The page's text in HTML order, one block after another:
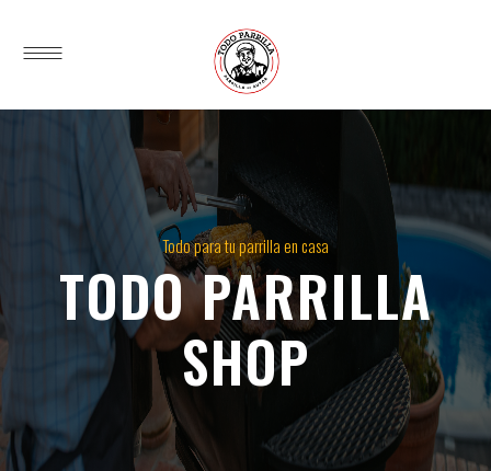
Todo para tu parrilla en casa
TODO PARRILLA
SHOP